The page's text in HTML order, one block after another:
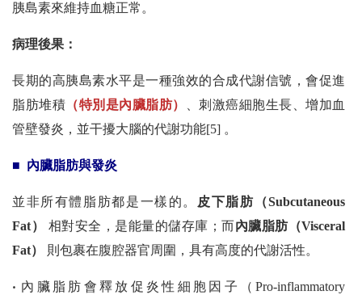
胰島素來維持血糖正常。
病理後果：
長期的高胰島素水平是一種強效的合成代謝信號，會促進
脂肪堆積 （特別是內臟脂肪）
、刺激癌細胞生長、增加血
管壁發炎，並干擾大腦的代謝功能[5] 。
■ 內臟脂肪與發炎
並非所有體脂肪都是一樣的。
皮下脂肪（Subcutaneous
Fat）
相對安全，是能量的儲存庫；而內臟脂肪（Visceral
Fat）
則包裹在腹腔器官周圍，具有高度的代謝活性。
‧ 內臟脂肪會釋放促炎性細胞因子（Pro-inflammatory